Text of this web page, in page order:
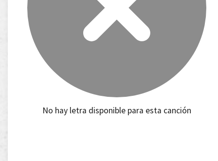
No hay letra disponible para esta canción